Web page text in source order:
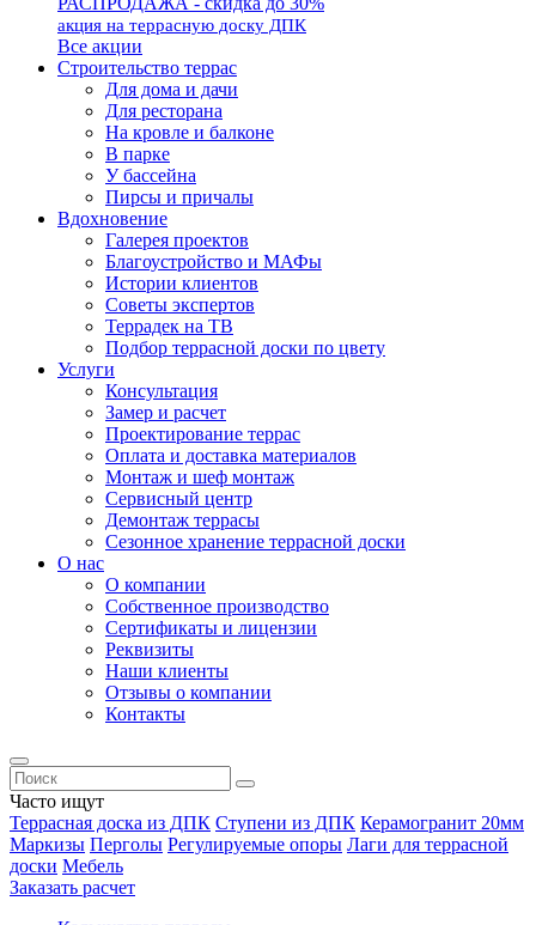
акция на террасную доску ДПК
Все акции
Строительство террас
Для дома и дачи
Для ресторана
На кровле и балконе
В парке
У бассейна
Пирсы и причалы
Вдохновение
Галерея проектов
Благоустройство и МАФы
Истории клиентов
Советы экспертов
Террадек на ТВ
Подбор террасной доски по цвету
Услуги
Консультация
Замер и расчет
Проектирование террас
Оплата и доставка материалов
Монтаж и шеф монтаж
Сервисный центр
Демонтаж террасы
Сезонное хранение террасной доски
О нас
О компании
Собственное производство
Сертификаты и лицензии
Реквизиты
Наши клиенты
Отзывы о компании
Контакты
Часто ищут
Террасная доска из ДПК Ступени из ДПК Керамогранит 20мм
Маркизы Перголы Регулируемые опоры Лаги для террасной
доски Мебель
Заказать расчет